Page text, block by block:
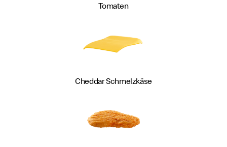
Tomaten
CheddarSchmelzkäse